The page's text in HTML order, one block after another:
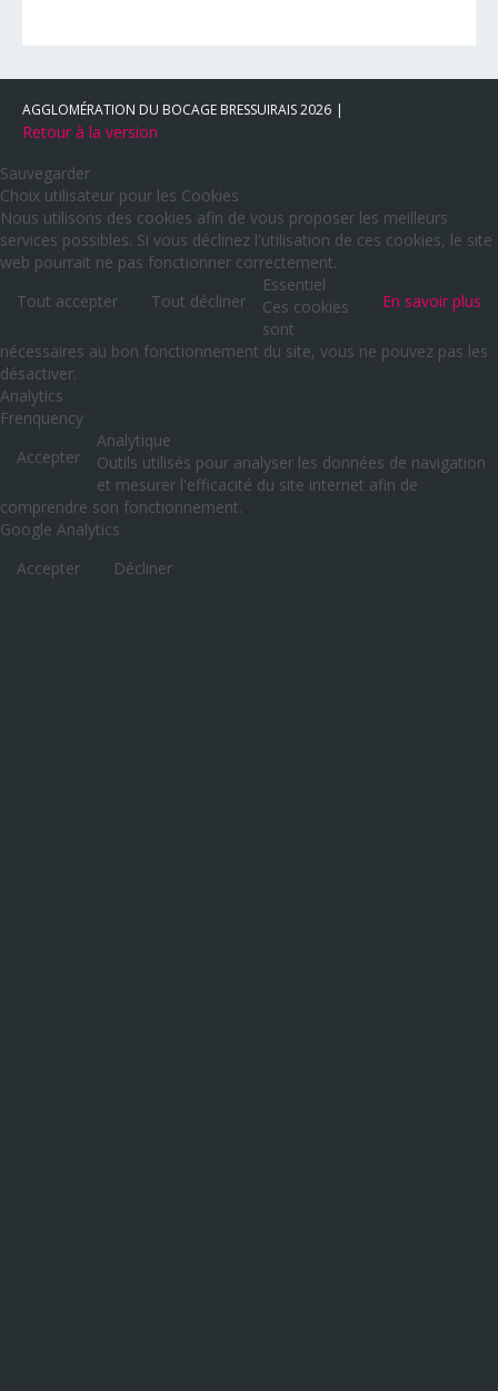
AGGLOMÉRATION DU BOCAGE BRESSUIRAIS2026
Retour à la version
Sauvegarder
Choix utilisateur pour les Cookies
Nous utilisons des cookies afin de vous proposer les meilleurs
services possibles. Si vous déclinez l'utilisation de ces cookies, le site
web pourrait ne pas fonctionner correctement.
Tout accepter
Tout décliner En savoir plus
Essentiel
Ces cookies
sont
nécessaires au bon fonctionnement du site, vous ne pouvez pas les
désactiver.
Analytics
Frenquency
Accepter
Analytique
Outils utilisés pour analyser les données de navigation
et mesurer l'efficacité du site internet afin de
comprendre son fonctionnement.
Google Analytics
Accepter
Décliner